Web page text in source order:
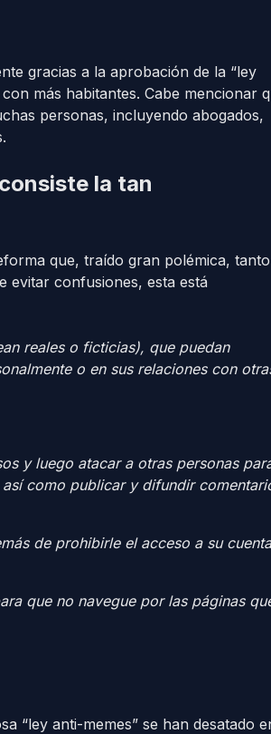
gracias a la aprobación de la “ley
más habitantes. Cabe mencionar
personas, incluyendo abogados,
la tan
que, traído gran polémica, tanto
evitar confusiones, esta está
reales o ficticias), que puedan
o en sus relaciones con
y luego atacar a otras personas
como publicar y difundir
de prohibirle el acceso a su
que no navegue por las páginas
“ley anti-memes” se han desatado